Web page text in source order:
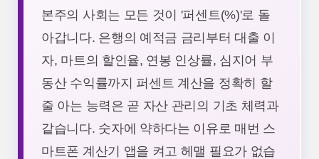
본주의 사회는 모든 것이 '퍼센트(%)'로 돌
아갑니다. 은행의 예적금 금리부터 대출 이
자, 마트의 할인율, 연봉 인상률, 심지어 부
동산 수익률까지 퍼센트 계산을 정확히 할
줄 아는 능력은 곧 자산 관리의 기초 체력과
같습니다. 숫자에 약하다는 이유로 매번 스
마트폰 계산기 앱을 켜고 헤맬 필요가 없습